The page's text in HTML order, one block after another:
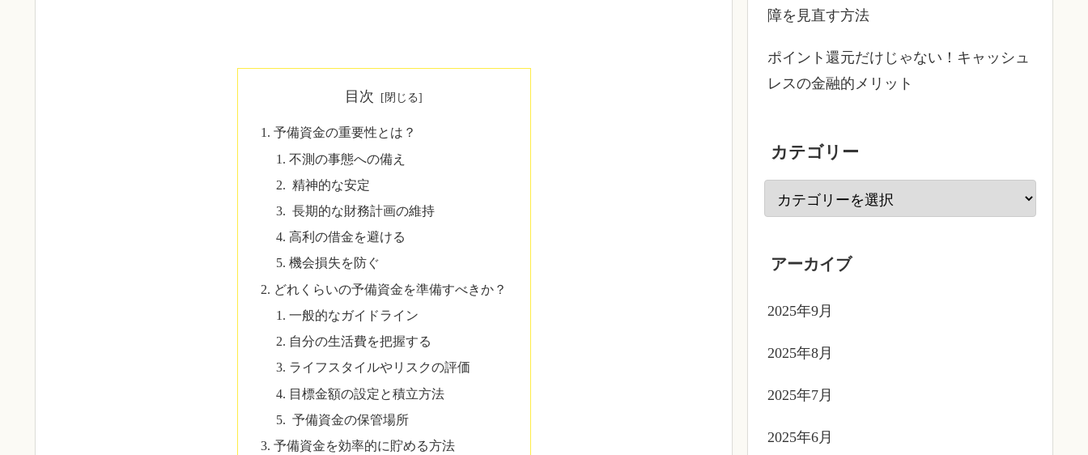
目次
予備資金の重要性とは？
不測の事態への備え
精神的な安定
長期的な財務計画の維持
高利の借金を避ける
機会損失を防ぐ
どれくらいの予備資金を準備すべきか？
一般的なガイドライン
自分の生活費を把握する
ライフスタイルやリスクの評価
目標金額の設定と積立方法
予備資金の保管場所
予備資金を効率的に貯める方法
障を見直す方法
ポイント還元だけじゃない！キャッシュ
レスの金融的メリット
カテゴリー
アーカイブ
2025年9月
2025年8月
2025年7月
2025年6月